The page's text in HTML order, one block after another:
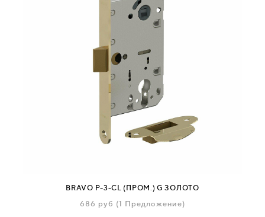
BRAVO P-3-CL (ПРОМ.) G ЗОЛОТО
686 руб (1 Предложение)